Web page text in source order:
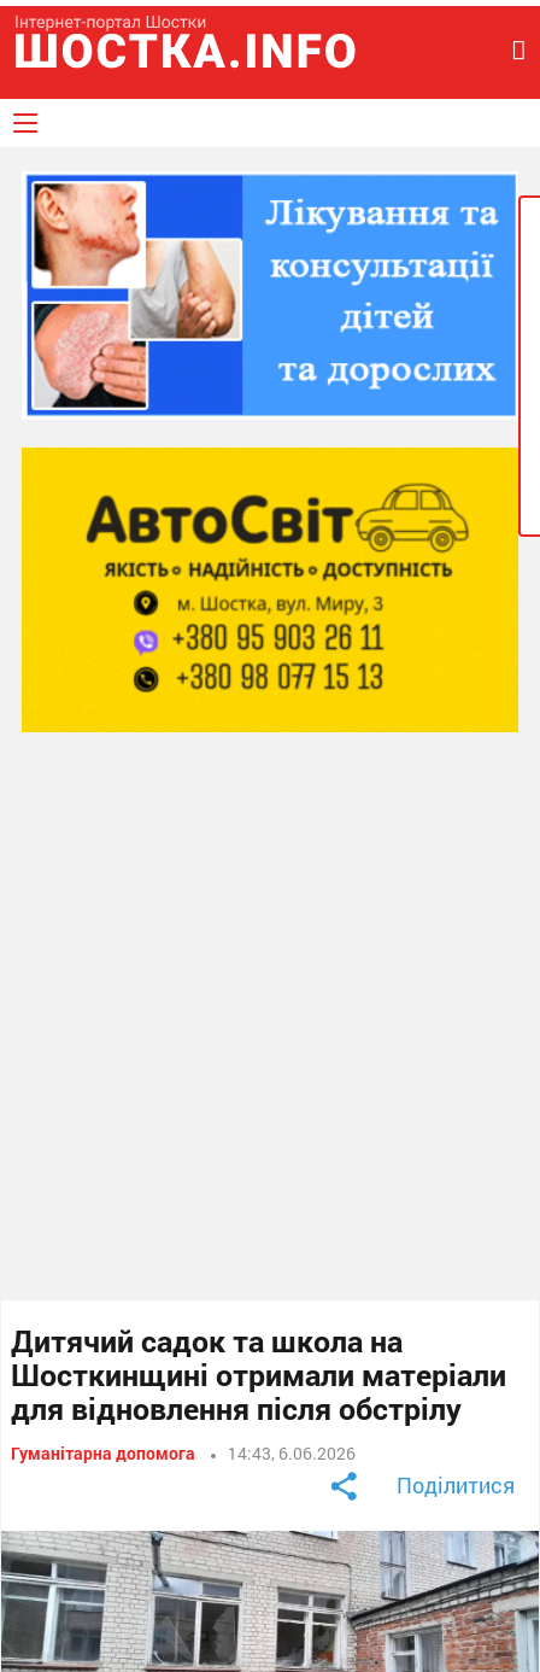
Дитячий садок та школа на
Шосткинщині отримали матеріали
для відновлення після обстрілу
Гуманітарна допомога 14:43, 6.06.2026
Поділитися